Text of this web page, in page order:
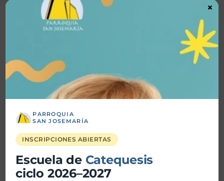
← Entrada
anterior
Buscar
Noticas recientes
Vida Plena Charla Magnifica Humanitas
PARROQUIA
SAN JOSEMARÍA
INSCRIPCIONES ABIERTAS
Escuela de Catequesis
ciclo 2026–2027
×